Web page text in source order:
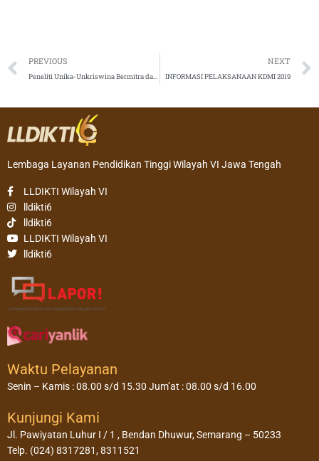
Prev
PREVIOUS NEXT
INFORMASI PELAKSANAAN KDMI 2019
Lembaga Layanan Pendidikan Tinggi Wilayah VI Jawa Tengah
LLDIKTI Wilayah VI
lldikti6
lldikti6
LLDIKTI Wilayah VI
lldikti6
Waktu Pelayanan
Senin – Kamis : 08.00 s/d 15.30 Jum’at : 08.00 s/d 16.00
Kunjungi Kami
Jl. Pawiyatan Luhur I / 1 , Bendan Dhuwur, Semarang – 50233
Telp. (024) 8317281, 8311521